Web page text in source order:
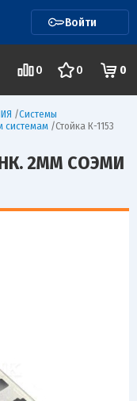
Войти
0 0 0
/Системы
системам /Стойка К-1153
2ММ СОЭМИ